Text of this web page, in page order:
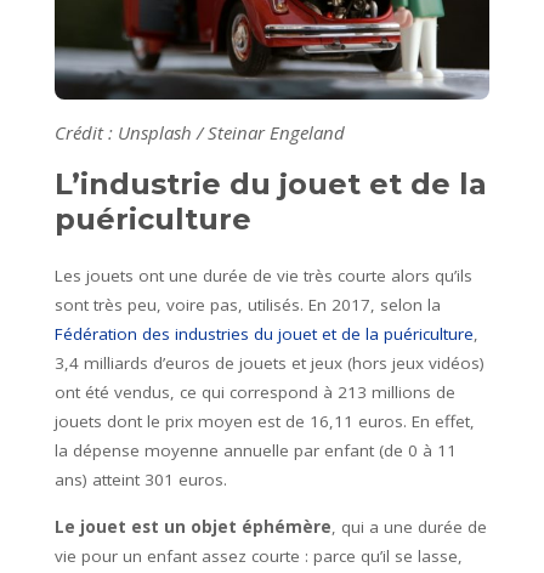
Crédit : Unsplash / Steinar Engeland
L’industrie du jouet et de la
puériculture
Les jouets ont une durée de vie très courte alors qu’ils
sont très peu, voire pas, utilisés. En 2017, selon la
Fédération des industries du jouet et de la puériculture,
3,4 milliards d’euros de jouets et jeux (hors jeux vidéos)
ont été vendus, ce qui correspond à 213 millions de
jouets dont le prix moyen est de 16,11 euros. En effet,
la dépense moyenne annuelle par enfant (de 0 à 11
ans) atteint 301 euros.
Le jouet est un objet éphémère, qui a une durée de
vie pour un enfant assez courte : parce qu’il se lasse,